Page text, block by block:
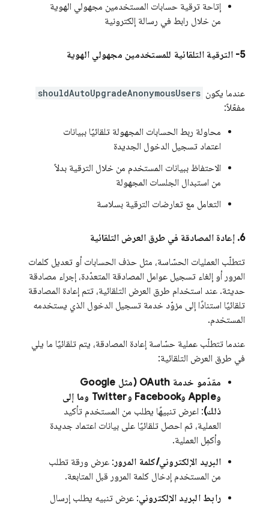
إتاحة ترقية حسابات المستخدمين مجهولي الهوية
من خلال رابط في رسالة إلكترونية
5- الترقية التلقائية للمستخدمين مجهولي الهوية
عندما يكون shouldAutoUpgradeAnonymousUsers
مفعّلاً:
محاولة ربط الحسابات المجهولة تلقائيًا ببيانات
اعتماد تسجيل الدخول الجديدة
الاحتفاظ ببيانات المستخدم من خلال الترقية بدلاً
من استبدال الجلسات المجهولة
التعامل مع تعارضات الترقية بسلاسة
6
. إعادة المصادقة في طرق العرض التلقائية
تتطلّب العمليات الحسّاسة، مثل حذف الحسابات أو تعديل كلمات
المرور أو إلغاء تسجيل عوامل المصادقة المتعدّدة، إجراء مصادقة
حديثة. عند استخدام طرق العرض التلقائية، تتم إعادة المصادقة
تلقائيًا استنادًا إلى مزوّد خدمة تسجيل الدخول الذي يستخدمه
المستخدم.
عندما تتطلّب عملية حسّاسة إعادة المصادقة، يتم تلقائيًا ما يلي
في طرق العرض التلقائية:
مقدّمو خدمة OAuth (مثل Google
وApple وFacebook وTwitter وما إلى
ذلك): اعرض تنبيهًا يطلب من المستخدم تأكيد
العملية، ثم احصل تلقائيًا على بيانات اعتماد جديدة
وأكمِل العملية.
البريد الإلكتروني/كلمة المرور : عرض ورقة تطلب
من المستخدم إدخال كلمة المرور قبل المتابعة.
رابط البريد الإلكتروني: عرض تنبيه يطلب إرسال